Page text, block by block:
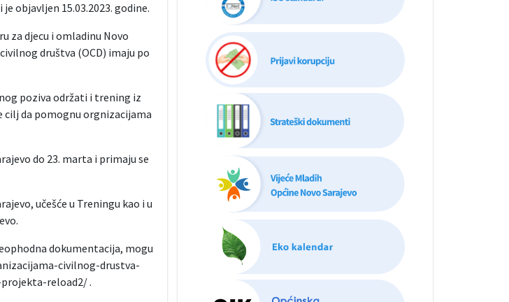
objavljen 15.03.2023. godine.
za djecu i omladinu Novo
društva (OCD) imaju po
poziva održati i trening iz
da pomognu orgnizacijama
do 23. marta i primaju se
učešće u Treningu kao i u
dokumentacija, mogu
civilnog-drustva-
reload2/ .